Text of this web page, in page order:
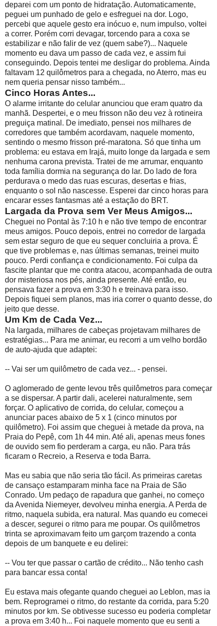
deparei com um ponto de hidratação. Automaticamente,
peguei um punhado de gelo e esfreguei na dor. Logo,
percebi que aquele gesto era inócuo e, num impulso, voltei
a correr. Porém corri devagar, torcendo para a coxa se
estabilizar e não falir de vez (quem sabe?)... Naquele
momento eu dava um passo de cada vez, e assim fui
conseguindo. Depois tentei me desligar do problema. Ainda
faltavam 12 quilômetros para a chegada, no Aterro, mas eu
nem queria pensar nisso também...
Cinco Horas Antes...
O alarme irritante do celular anunciou que eram quatro da
manhã. Despertei, e o meu frisson não deu vez à rotineira
preguiça matinal. De imediato, pensei nos milhares de
corredores que também acordavam, naquele momento,
sentindo o mesmo frisson pré-maratona. Só que tinha um
problema: eu estava em Irajá, muito longe da largada e sem
nenhuma carona prevista. Tratei de me arrumar, enquanto
toda família dormia na segurança do lar. Do lado de fora
perdurava o medo das ruas escuras, desertas e frias,
enquanto o sol não nascesse. Esperei dar cinco horas para
encarar esses fantasmas até a estação do BRT.
Largada da Prova sem Ver Meus Amigos...
Cheguei no Pontal às 7:10 h e não tive tempo de encontrar
meus amigos. Pouco depois, entrei no corredor de largada
sem estar seguro de que eu sequer concluiria a prova. É
que tive problemas e, nas últimas semanas, treinei muito
pouco. Perdi confiança e condicionamento. Foi culpa da
fascite plantar que me contra atacou, acompanhada de outra
dor misteriosa nos pés, ainda presente. Até então, eu
pensava fazer a prova em 3:30 h e treinava para isso.
Depois fiquei sem planos, mas iria correr o quanto desse, do
jeito que desse.
Um Km de Cada Vez...
Na largada, milhares de cabeças projetavam milhares de
estratégias... Para me animar, eu recorri a um velho bordão
de auto-ajuda que adaptei:
-- Vai ser um quilômetro de cada vez... - pensei.
O aglomerado de gente levou três quilômetros para começar
a se dispersar. A partir dali, acelerei naturalmente, sem
forçar. O aplicativo de corrida, do celular, começou a
anunciar paces abaixo de 5 x 1 (cinco minutos por
quilômetro). Foi assim que cheguei à metade da prova, na
Praia do Pepê, com 1h 44 min. Até ali, apenas meus fones
de ouvido sem fio perderam a carga, eu não. Para trás
ficaram o Recreio, a Reserva e toda Barra.
Mas eu sabia que não seria tão fácil. As primeiras caretas
de cansaço estamparam minha face na Praia de São
Conrado. Um pedaço de rapadura que ganhei, no começo
da Avenida Niemeyer, devolveu minha energia. A Perda de
ritmo, naquela subida, era natural. Mas quando eu comecei
a descer, segurei o ritmo para me poupar. Os quilômetros
trinta se aproximavam feito um garçom trazendo a conta
depois de um banquete e eu delirei:
-- Vou ter que passar o cartão de crédito... Não tenho cash
para bancar essa conta!
Eu estava mais ofegante quando cheguei ao Leblon, mas ia
bem. Reprogramei o ritmo, do restante da corrida, para 5:20
minutos por km. Se obtivesse sucesso eu poderia completar
a prova em 3:40 h... Foi naquele momento que eu senti a